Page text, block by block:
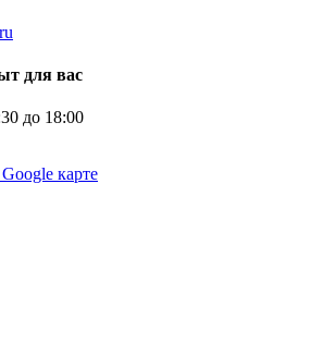
для вас
до 18:00
карте